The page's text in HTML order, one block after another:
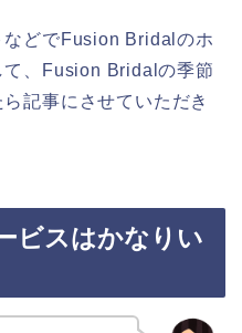
などでFusion Bridalのホ
て、Fusion Bridalの季節
記事にさせていただき
ビスはかなりい